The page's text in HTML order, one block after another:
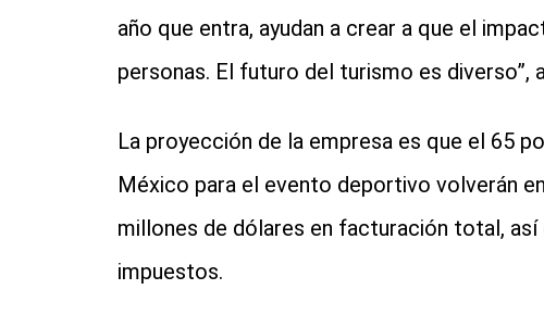
año que entra, ayudan a crear a que el
personas. El futuro del turismo es diverso”,
La proyección de la empresa es que el 65
México para el evento deportivo volverán
millones de dólares en facturación total,
impuestos.